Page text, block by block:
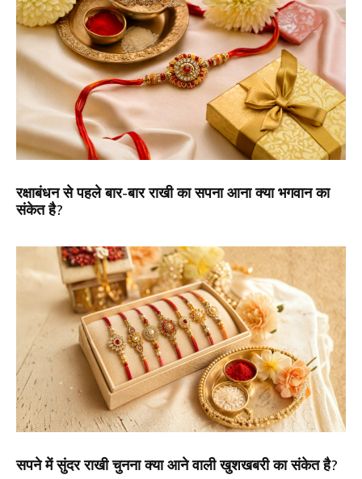
रक्षाबंधन से पहले बार-बार राखी का सपना आना क्या भगवान का
संकेत है?
सपने में सुंदर राखी चुनना क्या आने वाली खुशखबरी का संकेत है?